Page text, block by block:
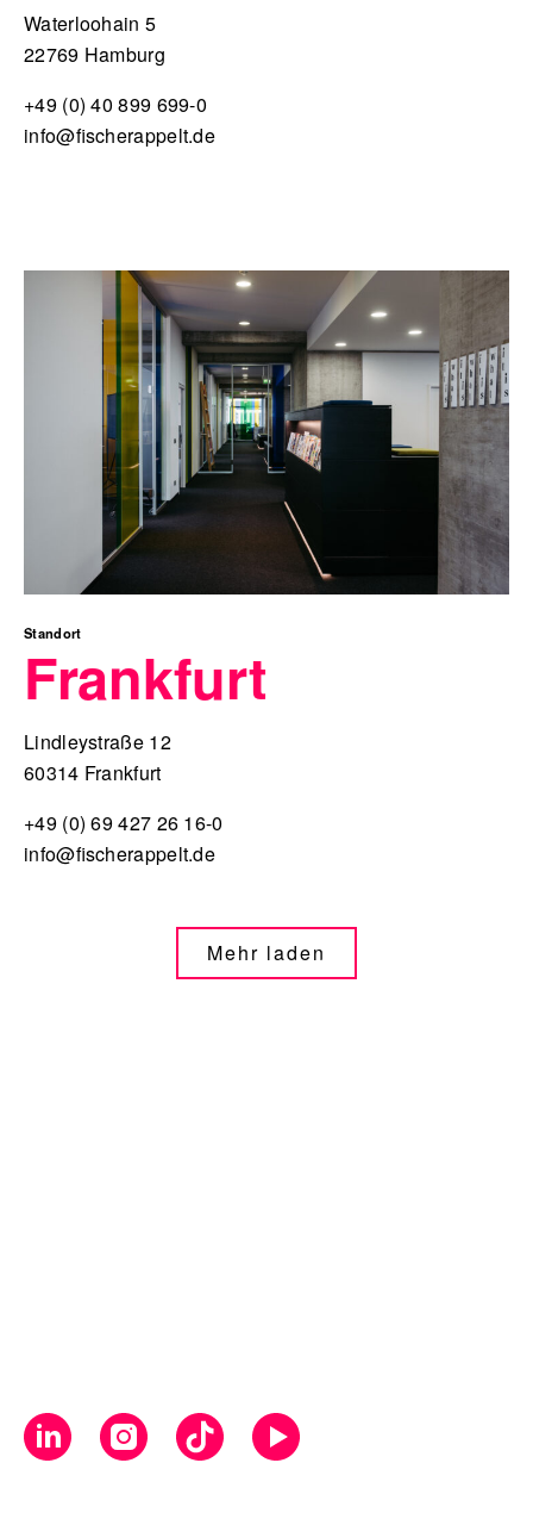
Waterloohain 5
22769 Hamburg
+49 (0) 40 899 699-0
info@fischerappelt.de
Standort
Frankfurt
Lindleystraße 12
60314 Frankfurt
+49 (0) 69 427 26 16-0
info@fischerappelt.de
Mehr laden